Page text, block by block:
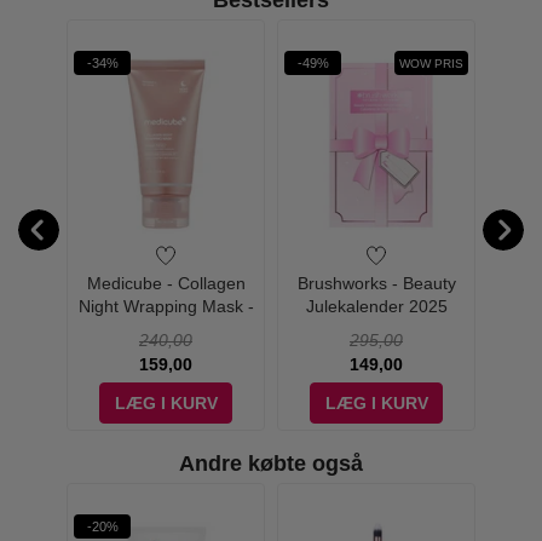
-34%
Medicube - Collagen
Night Wrapping Mask -
240,00
159,00
LÆG I KURV
-49% WOW PRIS
Brushworks - Beauty
Julekalender 2025
295,00
149,00
LÆG I KURV
Andre købte også
-20%